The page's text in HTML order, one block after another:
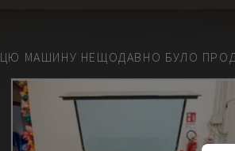
ЦЮ МАШИНУ НЕЩОДАВНО БУЛО